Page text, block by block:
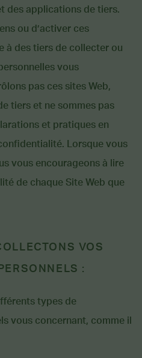
des applications de tiers.
ou d’activer ces
à des tiers de collecter ou
vous
pas ces sites Web,
tiers et ne sommes pas
et pratiques en
Lorsque vous
vous encourageons à lire
de chaque Site Web que
VOS
:
types de
vous concernant, comme il